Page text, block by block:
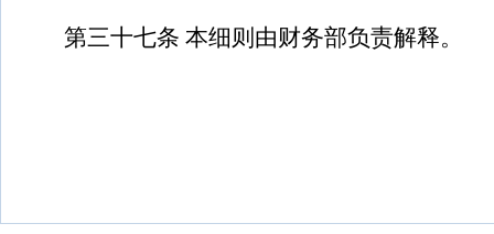
第三十七条 本细则由财务部负责解释。